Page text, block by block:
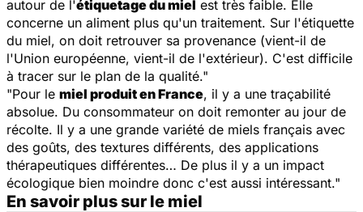
autour de l'étiquetage du miel est très faible. Elle
concerne un aliment plus qu'un traitement. Sur l'étiquette
du miel, on doit retrouver sa provenance (vient-il de
l'Union européenne, vient-il de l'extérieur). C'est difficile
à tracer sur le plan de la qualité."
"Pour le miel produit en France, il y a une traçabilité
absolue. Du consommateur on doit remonter au jour de
récolte. Il y a une grande variété de miels français avec
des goûts, des textures différents, des applications
thérapeutiques différentes… De plus il y a un impact
écologique bien moindre donc c'est aussi intéressant."
En savoir plus sur le miel